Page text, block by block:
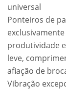
universal
Ponteiros de
produtividade
leve,
afiação de
Vibração